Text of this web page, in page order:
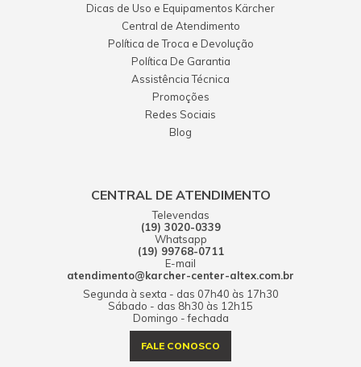
Dicas de Uso e Equipamentos Kärcher
Central de Atendimento
Política de Troca e Devolução
Política De Garantia
Assistência Técnica
Promoções
Redes Sociais
Blog
CENTRAL DE ATENDIMENTO
Televendas
(19) 3020-0339
Whatsapp
(19) 99768-0711
E-mail
atendimento@karcher-center-altex.com.br
Segunda à sexta - das 07h40 às 17h30
Sábado - das 8h30 às 12h15
Domingo - fechada
FALE CONOSCO